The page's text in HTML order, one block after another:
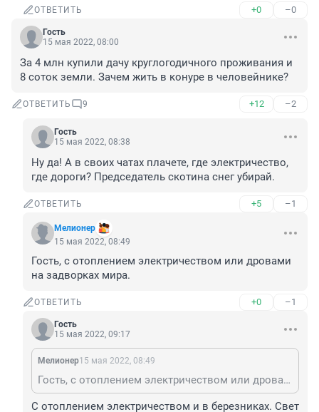
ОТВЕТИТЬ +0 –0
Гость
15 мая 2022, 08:00
За 4 млн купили дачу круглогодичного проживания и
8 соток земли. Зачем жить в конуре в человейнике?
ОТВЕТИТЬ 9 +12 –2
Гость
15 мая 2022, 08:38
Ну да! А в своих чатах плачете, где электричество,
где дороги? Председатель скотина снег убирай.
ОТВЕТИТЬ +5 –1
Мелионер
15 мая 2022, 08:49
Гость, с отоплением электричеством или дровами
на задворках мира.
ОТВЕТИТЬ +0 –1
Гость
15 мая 2022, 09:17
Мелионер15 мая 2022, 08:49
Гость, с отоплением электричеством или дровами на задворках мира.
С отоплением электричеством и в березниках. Свет